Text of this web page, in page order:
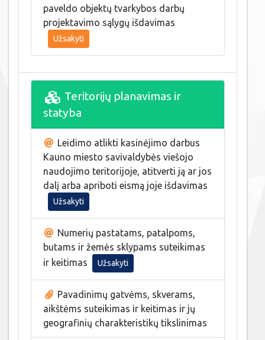
paveldo objektų tvarkybos darbų
projektavimo sąlygų išdavimas
Užsakyti
Teritorijų planavimas ir
statyba
Leidimo atlikti kasinėjimo darbus
Kauno miesto savivaldybės viešojo
naudojimo teritorijoje, atitverti ją ar jos
dalį arba apriboti eismą joje išdavimas
Užsakyti
Numerių pastatams, patalpoms,
butams ir žemės sklypams suteikimas
ir keitimas
Užsakyti
Pavadinimų gatvėms, skverams,
aikštėms suteikimas ir keitimas ir jų
geografinių charakteristikų tikslinimas